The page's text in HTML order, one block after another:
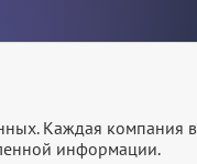
Каждая компания
информации.